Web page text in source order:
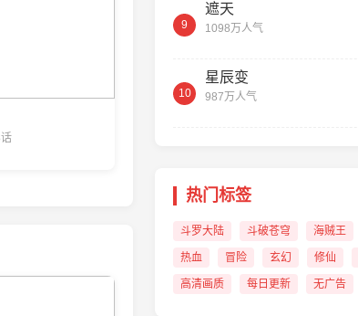
9
遮天
1098万人气
10
星辰变
987万人气
热门标签
斗罗大陆 斗破苍穹 海贼王
热血 冒险 玄幻 修仙
高清画质 每日更新 无广告